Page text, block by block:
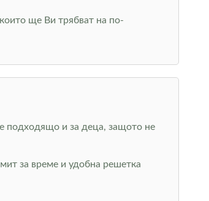
ще Ви трябват на по-
е подходящо и за деца, защото не
за време и удобна решетка